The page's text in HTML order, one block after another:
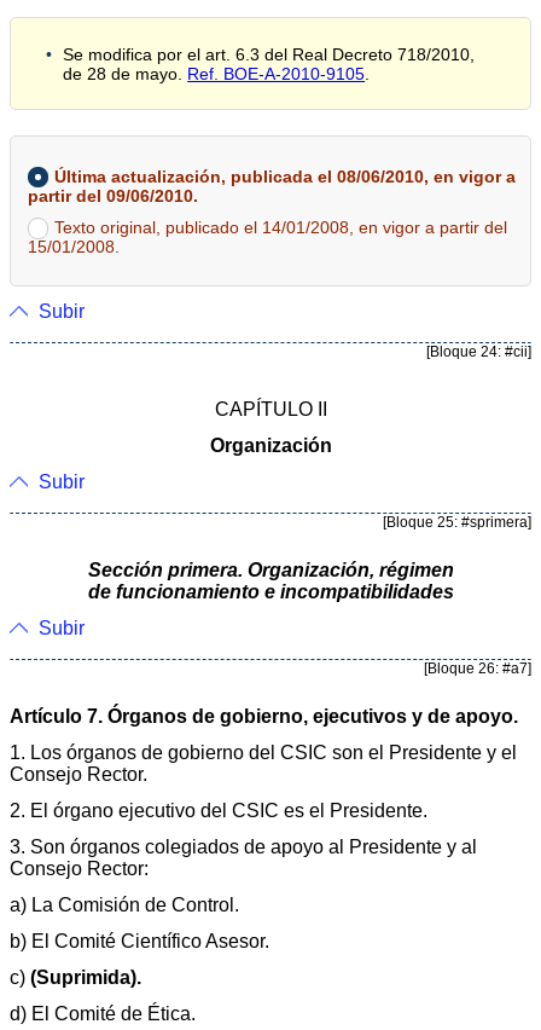
Se modifica por el art. 6.3 del Real Decreto 718/2010,
de 28 de mayo. Ref. BOE-A-2010-9105
Última actualización, publicada el 08/06/2010, en vigor a
partir del 09/06/2010.
Texto original, publicado el 14/01/2008, en vigor a partir del
15/01/2008.
Subir
[Bloque 24: #cii]
CAPÍTULO II
Organización
Subir
[Bloque 25: #sprimera]
Sección primera. Organización, régimen
de funcionamiento e incompatibilidades
Subir
[Bloque 26: #a7]
Artículo 7. Órganos de gobierno, ejecutivos y de apoyo.
1. Los órganos de gobierno del CSIC son el Presidente y el
Consejo Rector.
2. El órgano ejecutivo del CSIC es el Presidente.
3. Son órganos colegiados de apoyo al Presidente y al
Consejo Rector:
a) La Comisión de Control.
b) El Comité Científico Asesor.
c) (Suprimida).
d) El Comité de Ética.